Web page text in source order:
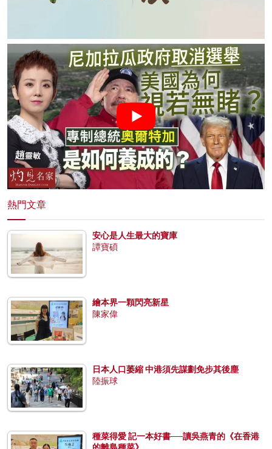
熱門文章
安心是人生最大的寶庫
譚寶碩
繪本界一顆閃亮新星
陳家偉
日本人口萎縮 中港須先謀劃免步其後塵
陸振球
種菜得愛 記一本好書──讀吳燕青的《在香港
的離島種菜》